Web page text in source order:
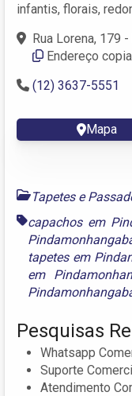
infantis, florais,
Rua Lorena, 179
Endereço
(12) 3637-5551
Mapa
Tapetes e
capachos em
tapetes em
em
Pesquisas
Whatsapp
Suporte
Atendimento